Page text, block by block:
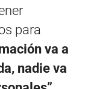
para
va a
nadie va